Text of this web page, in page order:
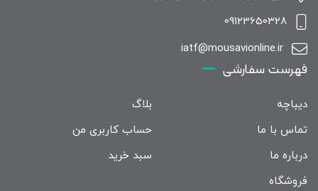
09123650328
iatf@mousavionline.ir
فهرست سفارشی
دیباچه
بلاگ
تماس با ما
حساب کاربری من
درباره ما
سبد خرید
فروشگاه